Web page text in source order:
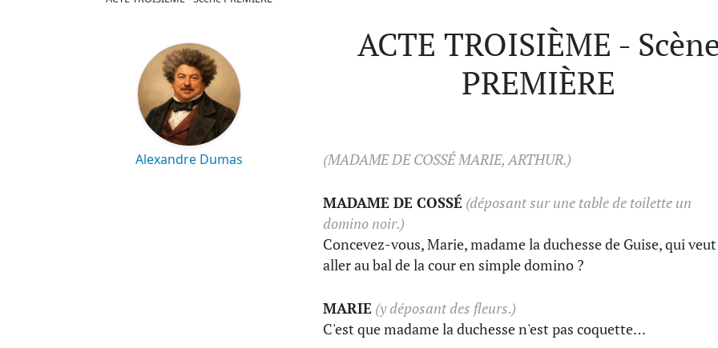
Alexandre Dumas
ACTE TROISIÈME -
PREMIÈRE
(MADAME DE COSSÉ MARIE, ARTHUR.)
MADAME DE COSSÉ (déposant sur une table de toilette un
domino noir.)
Concevez-vous, Marie, madame la duchesse de Guise, qui veut
aller au bal de la cour en simple domino ?
MARIE (y déposant des fleurs.)
C'est que madame la duchesse n'est pas coquette…